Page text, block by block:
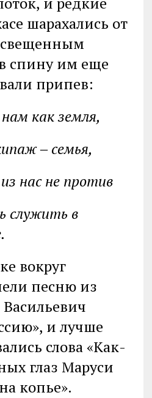
шарахались от
спину им еще
припев:
как земля,
‒ семья,
нас не против
служить в
вокруг
песню из
и лучше
слова «Как-
глаз Маруси
копье».